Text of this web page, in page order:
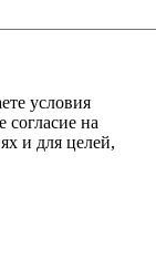
условия
согласие на
и для целей,